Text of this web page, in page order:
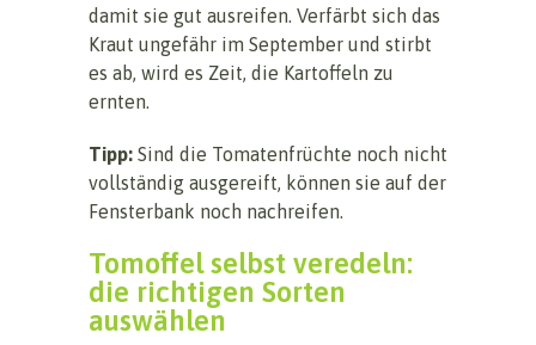
damit sie gut ausreifen. Verfärbt sich das
Kraut ungefähr im September und stirbt
es ab, wird es Zeit, die Kartoffeln zu
ernten.
Tipp: Sind die Tomatenfrüchte noch nicht
vollständig ausgereift, können sie auf der
Fensterbank noch nachreifen.
Tomoffel selbst veredeln:
die richtigen Sorten
auswählen